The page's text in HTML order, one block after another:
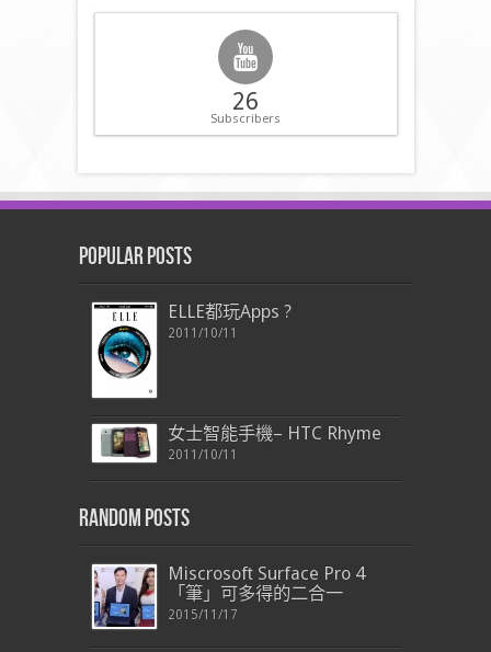
26
Subscribers
Popular Posts
ELLE都玩Apps ?
2011/10/11
女士智能手機– HTC Rhyme
2011/10/11
Random Posts
Miscrosoft Surface Pro 4
「筆」可多得的二合一
2015/11/17